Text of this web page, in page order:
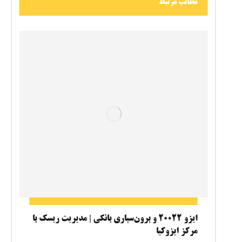
مطالب مرتبط
ایزو ۲۰۰۲۲ و برون‌سپاری بانکی | مدیریت ریسک با
مرکز ایزوکیا